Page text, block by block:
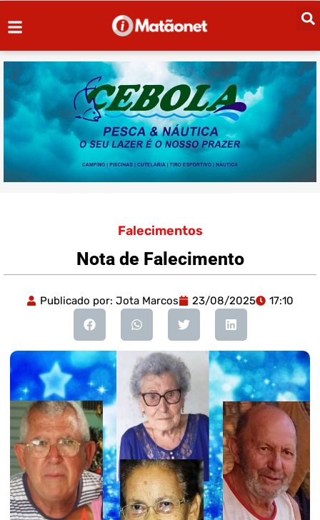
Falecimentos
Nota de Falecimento
Publicado por: Jota Marcos 23/08/2025 17:10